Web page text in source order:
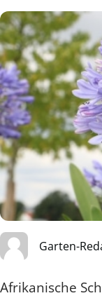
Garten-
Afrikanische